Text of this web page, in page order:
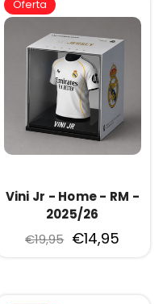
Oferta
Vini Jr - Home - RM -
2025/26
€19,95 €14,95